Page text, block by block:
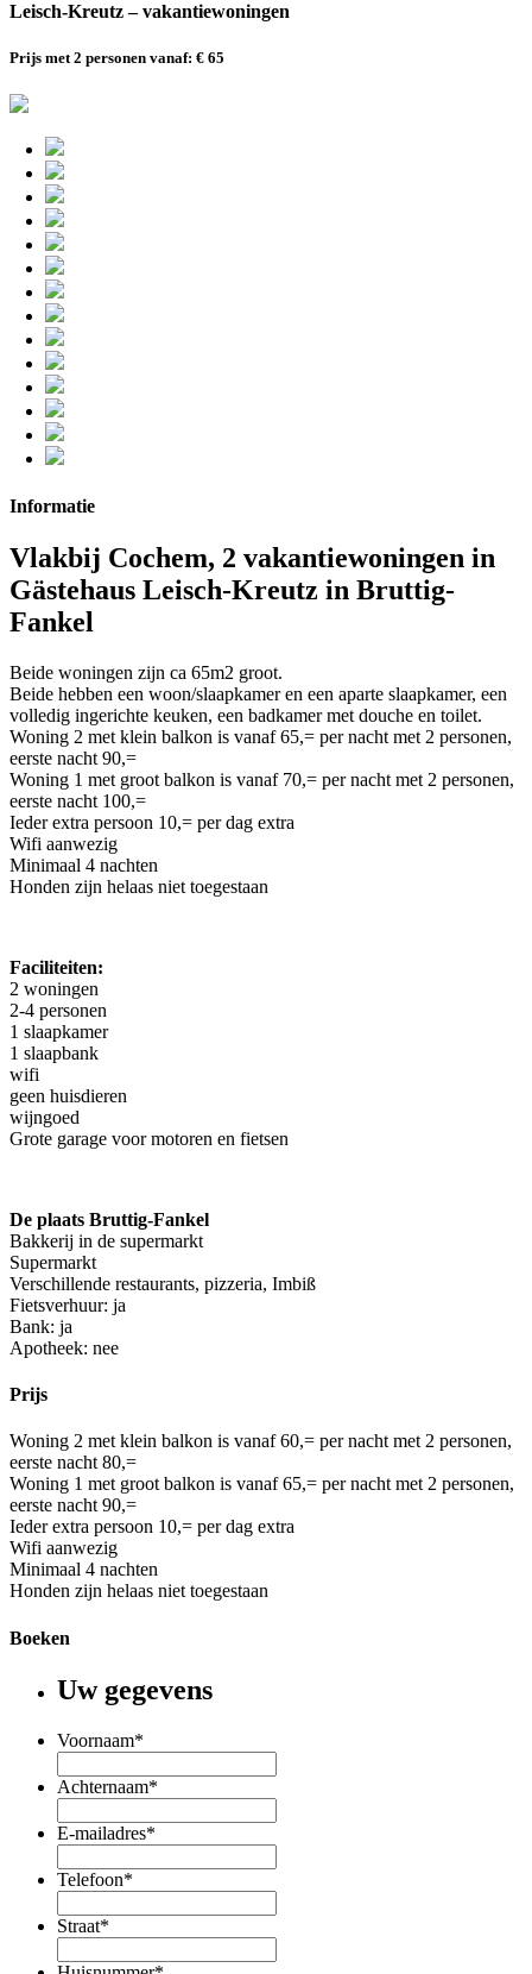
Leisch-Kreutz – vakantiewoningen
Prijs met 2 personen vanaf: € 65
Informatie
Vlakbij Cochem, 2 vakantiewoningen in
Gästehaus Leisch-Kreutz in Bruttig-
Fankel
Beide woningen zijn ca 65m2 groot.
Beide hebben een woon/slaapkamer en een aparte slaapkamer, een
volledig ingerichte keuken, een badkamer met douche en toilet.
Woning 2 met klein balkon is vanaf 65,= per nacht met 2 personen,
eerste nacht 90,=
Woning 1 met groot balkon is vanaf 70,= per nacht met 2 personen,
eerste nacht 100,=
Ieder extra persoon 10,= per dag extra
Wifi aanwezig
Minimaal 4 nachten
Honden zijn helaas niet toegestaan
Faciliteiten:
2 woningen
2-4 personen
1 slaapkamer
1 slaapbank
wifi
geen huisdieren
wijngoed
Grote garage voor motoren en fietsen
De plaats Bruttig-Fankel
Bakkerij in de supermarkt
Supermarkt
Verschillende restaurants, pizzeria, Imbiß
Fietsverhuur: ja
Bank: ja
Apotheek: nee
Prijs
Woning 2 met klein balkon is vanaf 60,= per nacht met 2 personen,
eerste nacht 80,=
Woning 1 met groot balkon is vanaf 65,= per nacht met 2 personen,
eerste nacht 90,=
Ieder extra persoon 10,= per dag extra
Wifi aanwezig
Minimaal 4 nachten
Honden zijn helaas niet toegestaan
Boeken
Uw gegevens
Voornaam*
Achternaam*
E-mailadres*
Telefoon*
Straat*